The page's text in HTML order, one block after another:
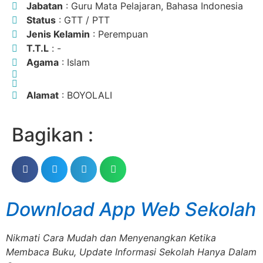
Jabatan : Guru Mata Pelajaran, Bahasa Indonesia
Status : GTT / PTT
Jenis Kelamin : Perempuan
T.T.L : -
Agama : Islam
Alamat : BOYOLALI
Bagikan :
Download App Web Sekolah
Nikmati Cara Mudah dan Menyenangkan Ketika
Membaca Buku, Update Informasi Sekolah Hanya Dalam